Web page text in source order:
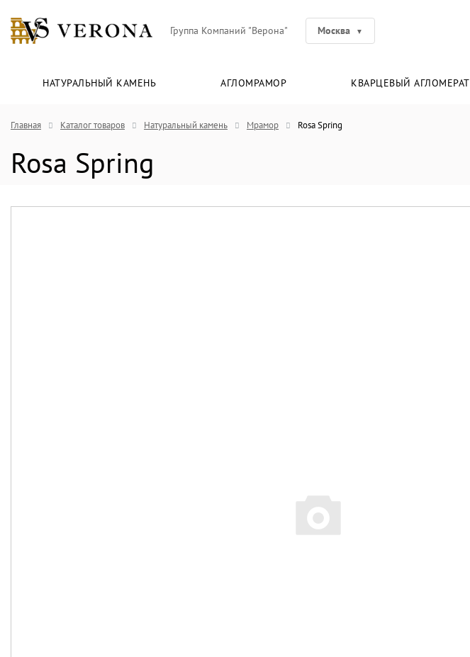
Группа Компаний "Верона" Москва
НАТУРАЛЬНЫЙ КАМЕНЬ АГЛОМРАМОР КВАРЦЕВЫЙ АГЛОМЕРАТ
Главная Каталог товаров Натуральный камень Мрамор Rosa Spring
Rosa Spring